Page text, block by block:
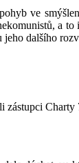
ve
a
jeho dalšího